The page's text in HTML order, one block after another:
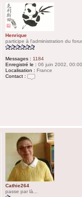
t
a
c
t
e
C
a
h
i
e
2
Henrique
participe à l'administration du
Messages : 1184
Enregistré le : 06 juin 2002, 00:00
Localisation : France
Contact :
r
e
n
i
q
u
Cathie264
passe par là...